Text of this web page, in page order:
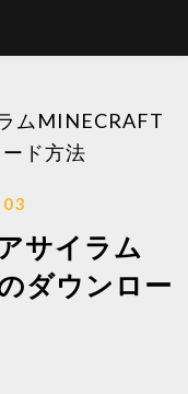
ムMINECRAFT
ド方法
サイラム
ダウンロー